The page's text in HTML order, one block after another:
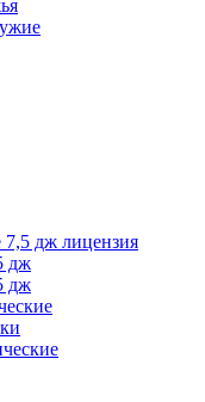
7,5 дж лицензия
дж
дж